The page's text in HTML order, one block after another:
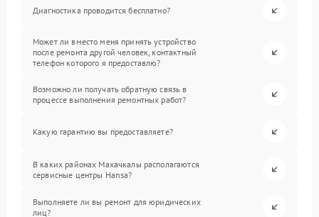
Диагностика проводится бесплатно?
Может ли вместо меня принять устройство
после ремонта другой человек, контактный
телефон которого я предоставлю?
Возможно ли получать обратную связь в
процессе выполнения ремонтных работ?
Какую гарантию вы предоставляете?
В каких районах Махачкалы располагаются
сервисные центры Hansa?
Выполняете ли вы ремонт для юридических
лиц?